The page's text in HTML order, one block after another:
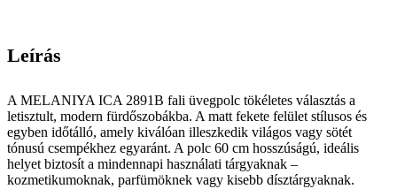
Leírás
A MELANIYA ICA 2891B fali üvegpolc tökéletes választás a
letisztult, modern fürdőszobákba. A matt fekete felület stílusos és
egyben időtálló, amely kiválóan illeszkedik világos vagy sötét
tónusú csempékhez egyaránt. A polc 60 cm hosszúságú, ideális
helyet biztosít a mindennapi használati tárgyaknak –
kozmetikumoknak, parfümöknek vagy kisebb dísztárgyaknak.